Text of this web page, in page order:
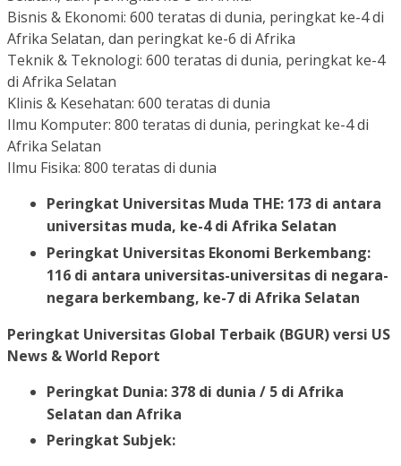
Bisnis & Ekonomi: 600 teratas di dunia, peringkat ke-4 di
Afrika Selatan, dan peringkat ke-6 di Afrika
Teknik & Teknologi: 600 teratas di dunia, peringkat ke-4
di Afrika Selatan
Klinis & Kesehatan: 600 teratas di dunia
Ilmu Komputer: 800 teratas di dunia, peringkat ke-4 di
Afrika Selatan
Ilmu Fisika: 800 teratas di dunia
Peringkat Universitas Muda THE: 173 di antara
universitas muda, ke-4 di Afrika Selatan
Peringkat Universitas Ekonomi Berkembang:
116 di antara universitas-universitas di negara-
negara berkembang, ke-7 di Afrika Selatan
Peringkat Universitas Global Terbaik (BGUR) versi US
News & World Report
Peringkat Dunia: 378 di dunia / 5 di Afrika
Selatan dan Afrika
Peringkat Subjek: